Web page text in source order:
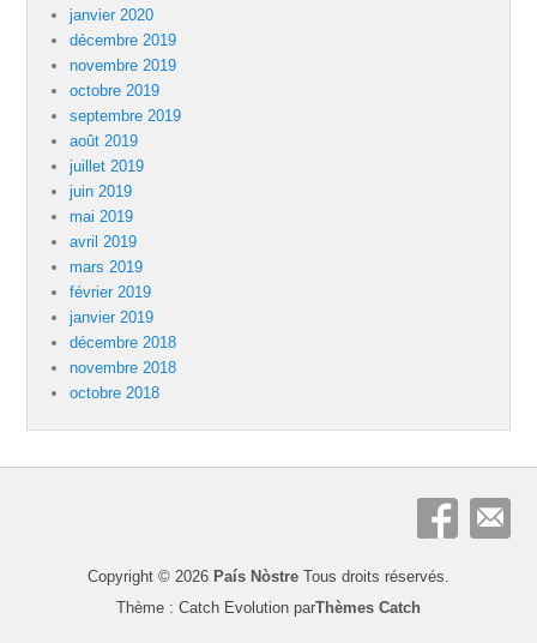
janvier 2020
décembre 2019
novembre 2019
octobre 2019
septembre 2019
août 2019
juillet 2019
juin 2019
mai 2019
avril 2019
mars 2019
février 2019
janvier 2019
décembre 2018
novembre 2018
octobre 2018
Copyright © 2026 País Nòstre Tous droits réservés.
Thème : Catch Evolution parThèmes Catch